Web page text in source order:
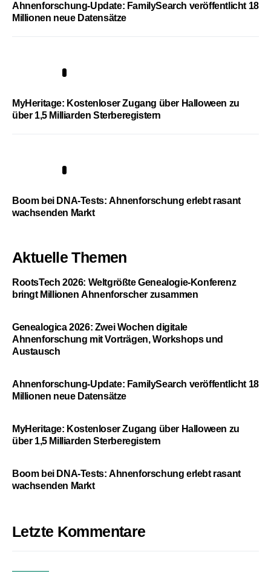
Ahnenforschung-Update: FamilySearch veröffentlicht 18
Millionen neue Datensätze
MyHeritage: Kostenloser Zugang über Halloween zu
über 1,5 Milliarden Sterberegistern
Boom bei DNA-Tests: Ahnenforschung erlebt rasant
wachsenden Markt
Aktuelle Themen
RootsTech 2026: Weltgrößte Genealogie-Konferenz
bringt Millionen Ahnenforscher zusammen
Genealogica 2026: Zwei Wochen digitale
Ahnenforschung mit Vorträgen, Workshops und
Austausch
Ahnenforschung-Update: FamilySearch veröffentlicht 18
Millionen neue Datensätze
MyHeritage: Kostenloser Zugang über Halloween zu
über 1,5 Milliarden Sterberegistern
Boom bei DNA-Tests: Ahnenforschung erlebt rasant
wachsenden Markt
Letzte Kommentare